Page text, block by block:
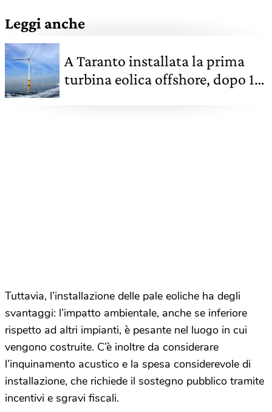
Leggi anche
A Taranto installata la prima
turbina eolica offshore, dopo 14
Tuttavia, l’installazione delle pale eoliche ha degli
svantaggi: l’impatto ambientale, anche se inferiore
rispetto ad altri impianti, è pesante nel luogo in cui
vengono costruite. C’è inoltre da considerare
l’inquinamento acustico e la spesa considerevole di
installazione, che richiede il sostegno pubblico tramite
incentivi e sgravi fiscali.